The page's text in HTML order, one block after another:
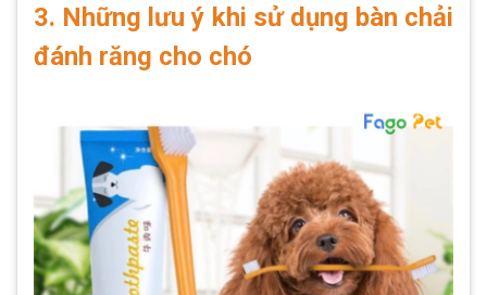
3. Những lưu ý khi sử dụng bàn chải
đánh răng cho chó